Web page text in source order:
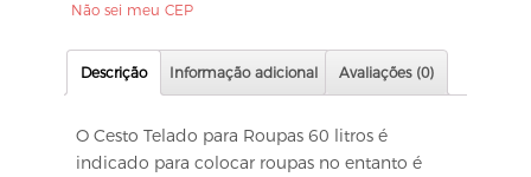
Não sei meu CEP
Descrição Informação adicional Avaliações (0)
O Cesto Telado para Roupas 60 litros é
indicado para colocar roupas no entanto é